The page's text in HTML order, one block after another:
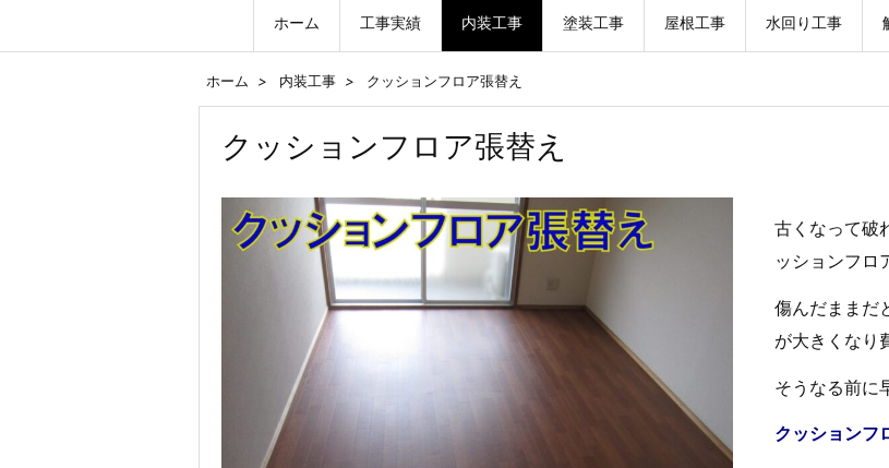
ホーム 工事実績 内装工事 塗装工事 屋根工事 水回り工事
ホーム > 内装工事 > クッションフロア張替え
クッションフロア張替え
古くなって破
ッションフロ
傷んだままだ
が大きくなり
そうなる前に
クッション